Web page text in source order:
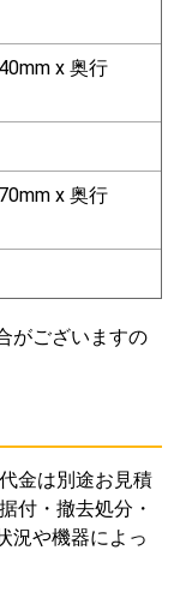
x 奥行
x 奥行
がございますの
金は別途お見積
付・撤去処分・
況や機器によっ